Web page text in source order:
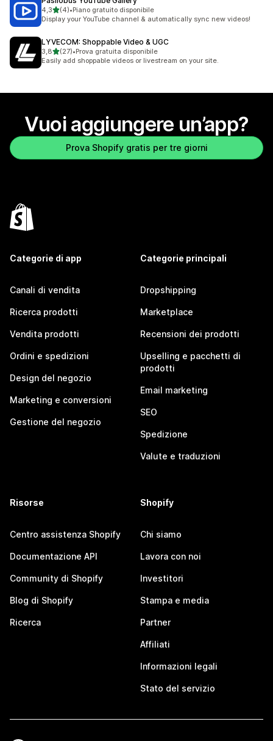
4,3stelle su 5
(4)
4 recensioni totali
•Piano gratuito disponibile
Display your YouTube channel & automatically sync new videos!
LYVECOM: Shoppable Video & UGC
3,8stelle su 5
(27)
27 recensioni totali
•Prova gratuita disponibile
Easily add shoppable videos or livestream on your site.
Vuoi aggiungere un’app?
Prova Shopify gratis per tre giorni
Categorie di app
Canali di vendita
Ricerca prodotti
Vendita prodotti
Ordini e spedizioni
Design del negozio
Marketing e conversioni
Gestione del negozio
Categorie principali
Dropshipping
Marketplace
Recensioni dei prodotti
Upselling e pacchetti di
prodotti
Email marketing
SEO
Spedizione
Valute e traduzioni
Risorse
Centro assistenza Shopify
Documentazione API
Community di Shopify
Blog di Shopify
Ricerca
Shopify
Chi siamo
Lavora con noi
Investitori
Stampa e media
Partner
Affiliati
Informazioni legali
Stato del servizio